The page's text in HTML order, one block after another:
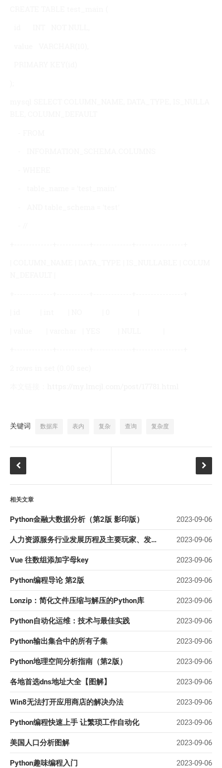
关键词 数据库 表内 复杂 查询 复杂度
相关文章
Python金融大数据分析（第2版 影印版） 2023-09-06
人力资源服务行业发展历程及主要玩家、发展六大趋势、风险特征 2023-09-06
Vue 往数组添加字母key 2023-09-06
Python编程导论 第2版 2023-09-06
Lonzip：简化文件压缩与解压的Python库 2023-09-06
Python自动化运维：技术与最佳实践 2023-09-06
Python输出集合中的所有子集 2023-09-06
Python地理空间分析指南（第2版） 2023-09-06
各地首选dns地址大全【图解】 2023-09-06
Win8无法打开应用商店的解决办法 2023-09-06
Python编程快速上手 让繁琐工作自动化 2023-09-06
美国人口分析图解 2023-09-06
Python趣味编程入门 2023-09-06